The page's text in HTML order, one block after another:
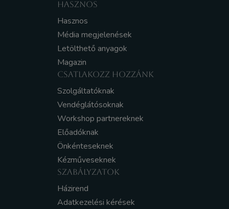
HASZNOS
Hasznos
Média megjelenések
Letölthető anyagok
Magazin
CSATLAKOZZ HOZZÁNK
Szolgáltatóknak
Vendéglátósoknak
Workshop partnereknek
Előadóknak
Önkénteseknek
Kézműveseknek
SZABÁLYZATOK
Házirend
Adatkezelési kérések